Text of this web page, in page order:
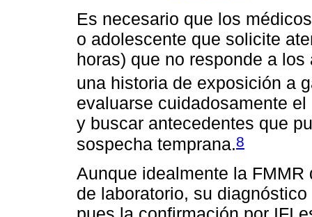
Es necesario que los
o adolescente que solicite
horas) que no responde a
una historia de exposición a
evaluarse cuidadosamente
y buscar antecedentes que
sospecha temprana.8
Aunque idealmente la
de laboratorio, su